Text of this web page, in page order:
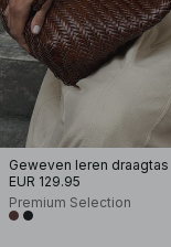
Geweven leren draagtas
EUR 129.95
Premium Selection